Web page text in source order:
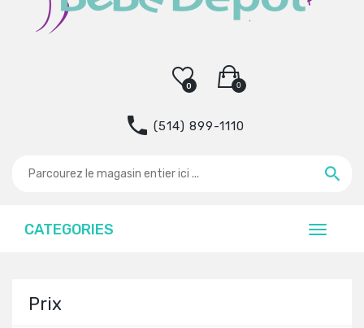
0
0
(514) 899-1110
CATEGORIES
Prix